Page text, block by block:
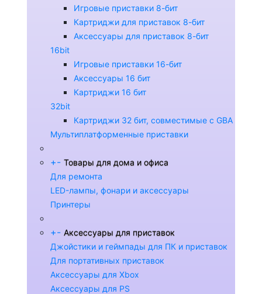
Игровые приставки 8-бит
Картриджи для приставок 8-бит
Аксессуары для приставок 8-бит
16bit
Игровые приставки 16-бит
Аксессуары 16 бит
Картриджи 16 бит
32bit
Картриджи 32 бит, совместимые с GBA
Мультиплатформенные приставки
+- Товары для дома и офиса
Для ремонта
LED-лампы, фонари и аксессуары
Принтеры
+- Аксессуары для приставок
Джойстики и геймпады для ПК и приставок
Для портативных приставок
Аксессуары для Xbox
Аксессуары для PS